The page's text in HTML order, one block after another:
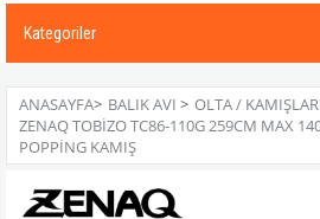
Kategoriler
ANASAYFA> BALIK AVI > OLTA /
ZENAQ TOBIZO TC86-110G 259CM MAX
POPPING KAMIŞ